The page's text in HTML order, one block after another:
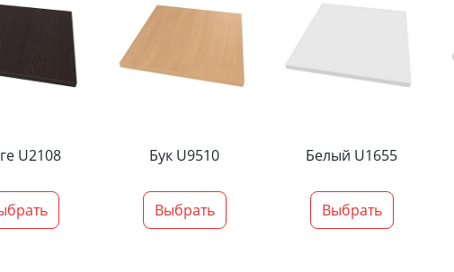
U2108 Бук U9510
Выбрать
Белый U1655
Выбрать